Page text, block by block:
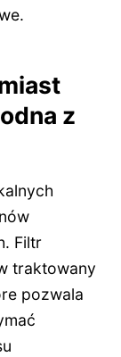
z
Filtr
traktowany
pozwala